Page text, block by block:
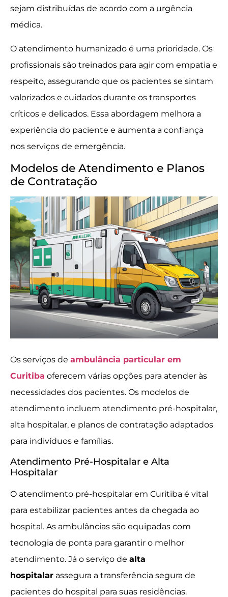
sejam distribuídas de acordo com a urgência
médica.
O atendimento humanizado é uma prioridade. Os
profissionais são treinados para agir com empatia e
respeito, assegurando que os pacientes se sintam
valorizados e cuidados durante os transportes
críticos e delicados. Essa abordagem melhora a
experiência do paciente e aumenta a confiança
nos serviços de emergência.
Modelos de Atendimento e Planos
de Contratação
Os serviços de ambulância particular em
Curitiba oferecem várias opções para atender às
necessidades dos pacientes. Os modelos de
atendimento incluem atendimento pré-hospitalar,
alta hospitalar, e planos de contratação adaptados
para indivíduos e famílias.
Atendimento Pré-Hospitalar e Alta
Hospitalar
O atendimento pré-hospitalar em Curitiba é vital
para estabilizar pacientes antes da chegada ao
hospital. As ambulâncias são equipadas com
tecnologia de ponta para garantir o melhor
atendimento. Já o serviço de alta
hospitalar assegura a transferência segura de
pacientes do hospital para suas residências.